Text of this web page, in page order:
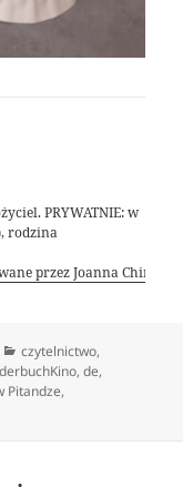
PRYWATNIE: w
rodzina
przez Joanna
Kategorie
czytelnictwo,
,de,
Pitandze,